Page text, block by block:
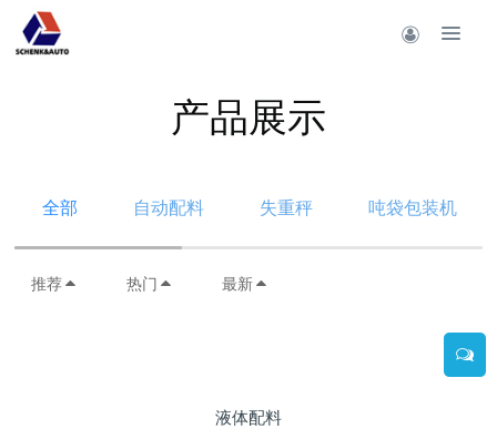
产品展示
全部 自动配料 失重秤 吨袋包装机
推荐 热门 最新
液体配料